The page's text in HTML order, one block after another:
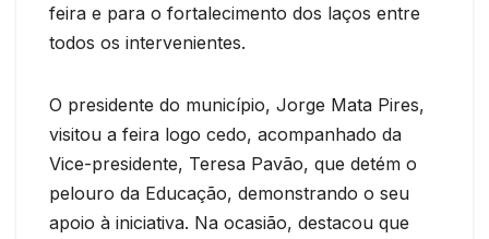
feira e para o fortalecimento dos laços entre
todos os intervenientes.
O presidente do município, Jorge Mata Pires,
visitou a feira logo cedo, acompanhado da
Vice-presidente, Teresa Pavão, que detém o
pelouro da Educação, demonstrando o seu
apoio à iniciativa. Na ocasião, destacou que